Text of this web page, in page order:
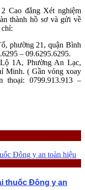
Cao đẳng Xét nghiệm
thành hồ sơ và gửi về
phường 21, quận Bình
– 09.6295.6295.
1A, Phường An Lạc,
Minh. ( Gần vóng xoay
0799.913.913 –
thuốc Đông y an